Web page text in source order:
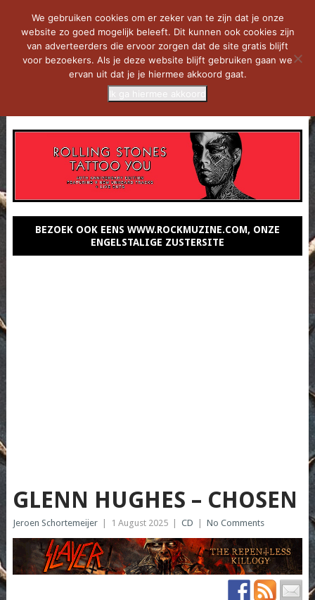
BEZOEK OOK EENS WWW.ROCKMUZINE.COM, ONZE
ENGELSTALIGE ZUSTERSITE
GLENN HUGHES – CHOSEN
Jeroen Schortemeijer 1 August 2025 CD No Comments
We gebruiken cookies om er zeker van te zijn dat je onze
website zo goed mogelijk beleeft. Dit kunnen ook cookies zijn
van adverteerders die ervoor zorgen dat de site gratis blijft
voor bezoekers. Als je deze website blijft gebruiken gaan we
ervan uit dat je je hiermee akkoord gaat.
Ik ga hiermee akkoord